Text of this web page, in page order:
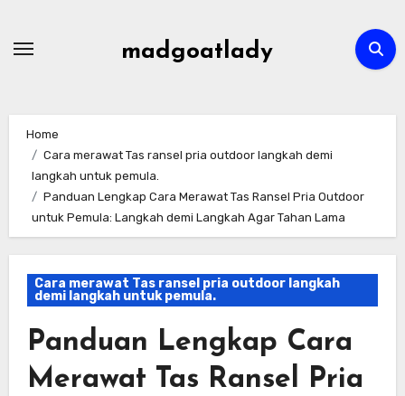
madgoatlady
Home
Cara merawat Tas ransel pria outdoor langkah demi
langkah untuk pemula.
Panduan Lengkap Cara Merawat Tas Ransel Pria Outdoor
untuk Pemula: Langkah demi Langkah Agar Tahan Lama
Cara merawat Tas ransel pria outdoor langkah
demi langkah untuk pemula.
Panduan Lengkap Cara
Merawat Tas Ransel Pria